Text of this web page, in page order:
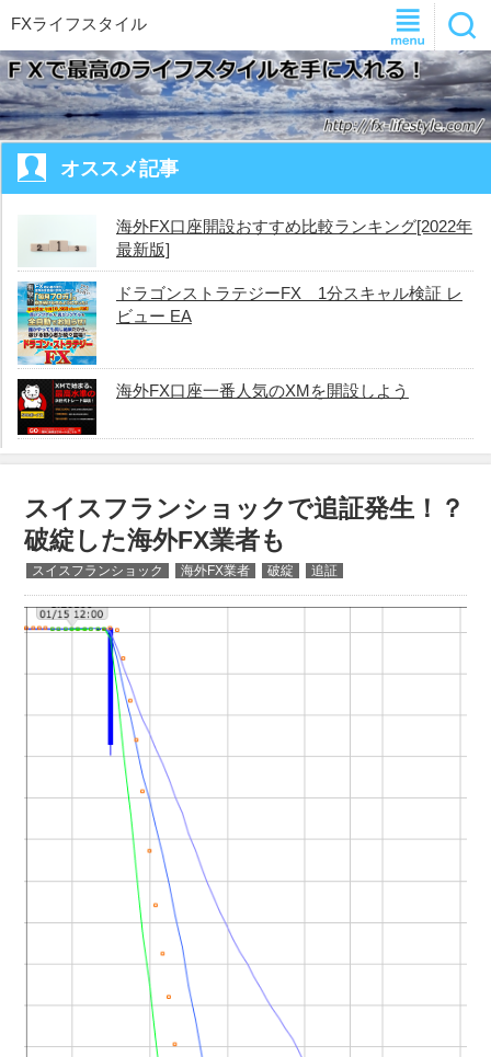
FXライフスタイル
オススメ記事
海外FX口座開設おすすめ比較ランキング[2022年
最新版]
ドラゴンストラテジーFX 1分スキャル検証 レ
ビュー EA
海外FX口座一番人気のXMを開設しよう
スイスフランショックで追証発生！？
破綻した海外FX業者も
スイスフランショック 海外FX業者 破綻 追証